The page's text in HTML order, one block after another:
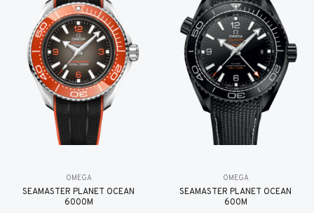
OMEGA
SEAMASTER PLANET OCEAN
6000M
OMEGA
SEAMASTER PLANET OCEAN
600M